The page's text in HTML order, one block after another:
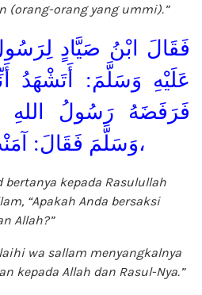
(orang-orang yang ummi).”
فَقَالَ ابْنُ صَيَّادٍ
عَلَيْهِ وَسَلَّمَ: أَتَشْهَدُ
فَرَفَضَهُ رَسُولُ اللهِ
وَسَلَّمَ فَقَالَ: آمَنْتُ بِاللهِ وَبِرَسُولِهِ،
bertanya kepada Rasulullah
“Apakah Anda bersaksi
Allah?”
wa sallam menyangkalnya
kepada Allah dan Rasul-Nya.”